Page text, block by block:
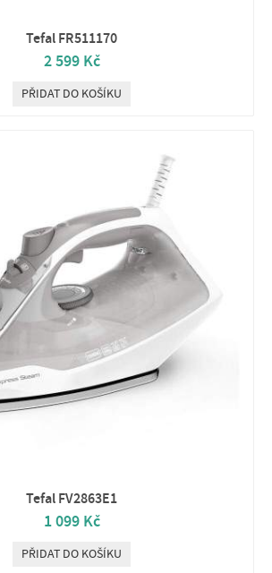
Tefal FR511170
2 599 Kč
PŘIDAT DO KOŠÍKU
Tefal FV2863E1
1 099 Kč
PŘIDAT DO KOŠÍKU